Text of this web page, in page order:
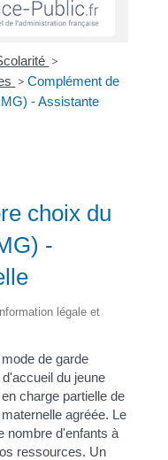
>
> Complément de
- Assistante
choix du
-
légale et
de garde
du jeune
charge partielle de
agréée. Le
nombre d'enfants à
ressources. Un